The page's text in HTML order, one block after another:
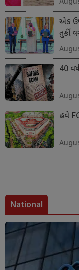
એક
તુર્કી
40
હવે
National